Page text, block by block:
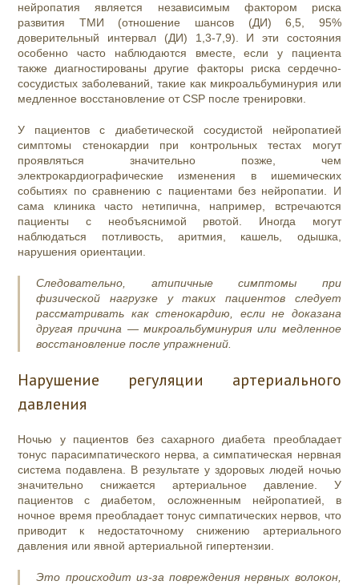
нейропатия является независимым фактором риска
развития ТМИ (отношение шансов (ДИ) 6,5, 95%
доверительный интервал (ДИ) 1,3-7,9). И эти состояния
особенно часто наблюдаются вместе, если у пациента
также диагностированы другие факторы риска сердечно-
сосудистых заболеваний, такие как микроальбуминурия или
медленное восстановление от CSP после тренировки.
У пациентов с диабетической сосудистой нейропатией
симптомы стенокардии при контрольных тестах могут
проявляться значительно позже, чем
электрокардиографические изменения в ишемических
событиях по сравнению с пациентами без нейропатии. И
сама клиника часто нетипична, например, встречаются
пациенты с необъяснимой рвотой. Иногда могут
наблюдаться потливость, аритмия, кашель, одышка,
нарушения ориентации.
Следовательно, атипичные симптомы при
физической нагрузке у таких пациентов следует
рассматривать как стенокардию, если не доказана
другая причина — микроальбуминурия или медленное
восстановление после упражнений.
Нарушение регуляции артериального
давления
Ночью у пациентов без сахарного диабета преобладает
тонус парасимпатического нерва, а симпатическая нервная
система подавлена. В результате у здоровых людей ночью
значительно снижается артериальное давление. У
пациентов с диабетом, осложненным нейропатией, в
ночное время преобладает тонус симпатических нервов, что
приводит к недостаточному снижению артериального
давления или явной артериальной гипертензии.
Это происходит из-за повреждения нервных волокон,